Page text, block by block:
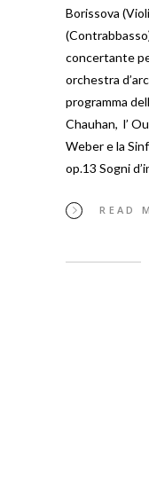
Borissova
concertante
orchestra
programma
Chauhan, l’
Weber e la
op.13 Sogni
READ